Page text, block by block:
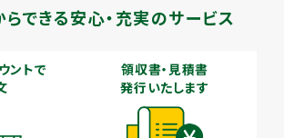
らできる安心・充実のサービス
ントで
領収書・見積書
発行いたします